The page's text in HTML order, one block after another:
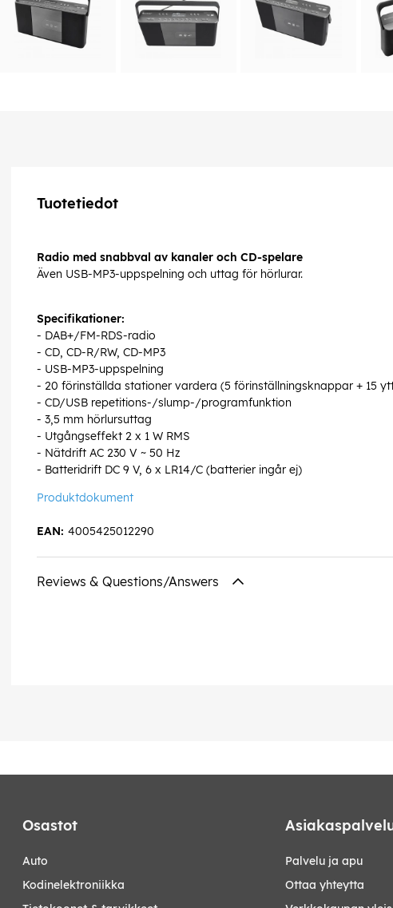
Tuotetiedot
Radio med snabbval av kanaler och CD-spelare
Även USB-MP3-uppspelning och uttag för hörlurar.
Specifikationer:
- DAB+/FM-RDS-radio
- CD, CD-R/RW, CD-MP3
- USB-MP3-uppspelning
- 20 förinställda stationer vardera (5 förinställningsknappar + 15
- CD/USB repetitions-/slump-/programfunktion
- 3,5 mm hörlursuttag
- Utgångseffekt 2 x 1 W RMS
- Nätdrift AC 230 V ~ 50 Hz
- Batteridrift DC 9 V, 6 x LR14/C (batterier ingår ej)
Produktdokument
4005425012290
EAN:
Reviews & Questions/Answers
Osastot
auto
kodinelektroniikka
Palvelu ja apu
Ottaa yhteytta